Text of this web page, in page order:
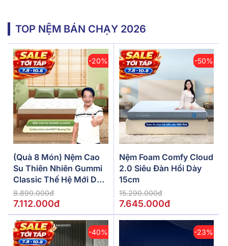
TOP NỆM BÁN CHẠY 2026
-20%
(Quà 8 Món) Nệm Cao
Su Thiên Nhiên Gummi
Classic Thế Hệ Mới Dày
5/10/15cm
8.890.000đ
7.112.000đ
-50%
Nệm Foam Comfy Cloud
2.0 Siêu Đàn Hồi Dày
15cm
15.290.000đ
7.645.000đ
-40% -23%